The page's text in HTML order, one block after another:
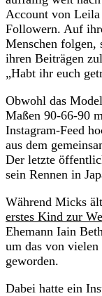
Account von
Followern. Auf
Menschen folgen,
ihren Beiträgen
„Habt ihr euch
Obwohl das
Maßen 90-66-90
Instagram-Feed
aus dem
Der letzte
sein Rennen in
Während Micks
erstes Kind zur
Ehemann Iain
um das von
geworden.
Dabei hatte ein